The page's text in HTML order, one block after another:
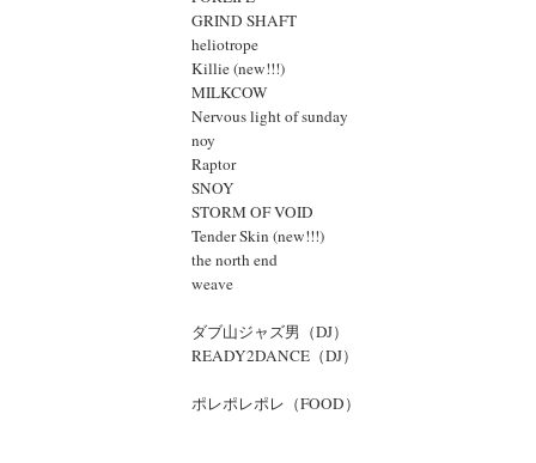
GRIND SHAFT
heliotrope
Killie (new!!!)
MILKCOW
Nervous light of sunday
noy
Raptor
SNOY
STORM OF VOID
Tender Skin (new!!!)
the north end
weave
ダブ山ジャズ男（DJ）
READY2DANCE（DJ）
ポレポレポレ（FOOD）